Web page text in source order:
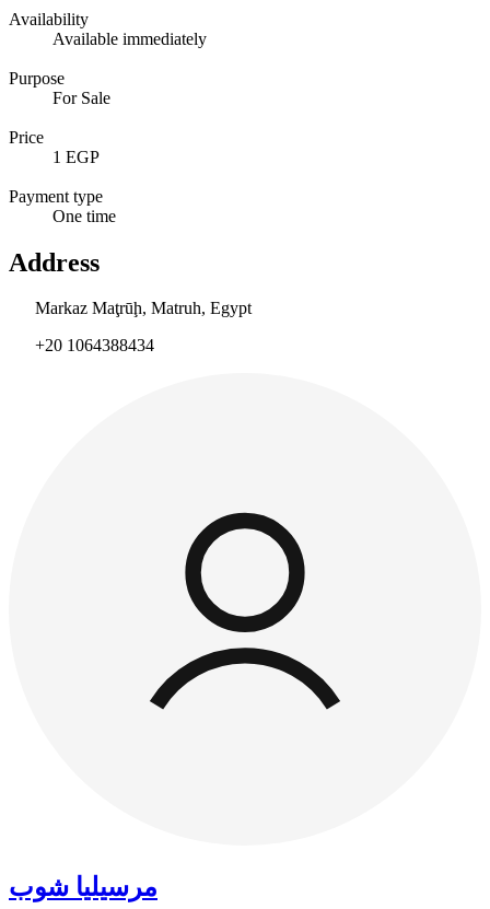
Availability
Available immediately
Purpose
For Sale
Price
1 EGP
Payment type
One time
Address
Markaz Maţrūḩ, Matruh, Egypt
+20 1064388434
مرسيليا شوب